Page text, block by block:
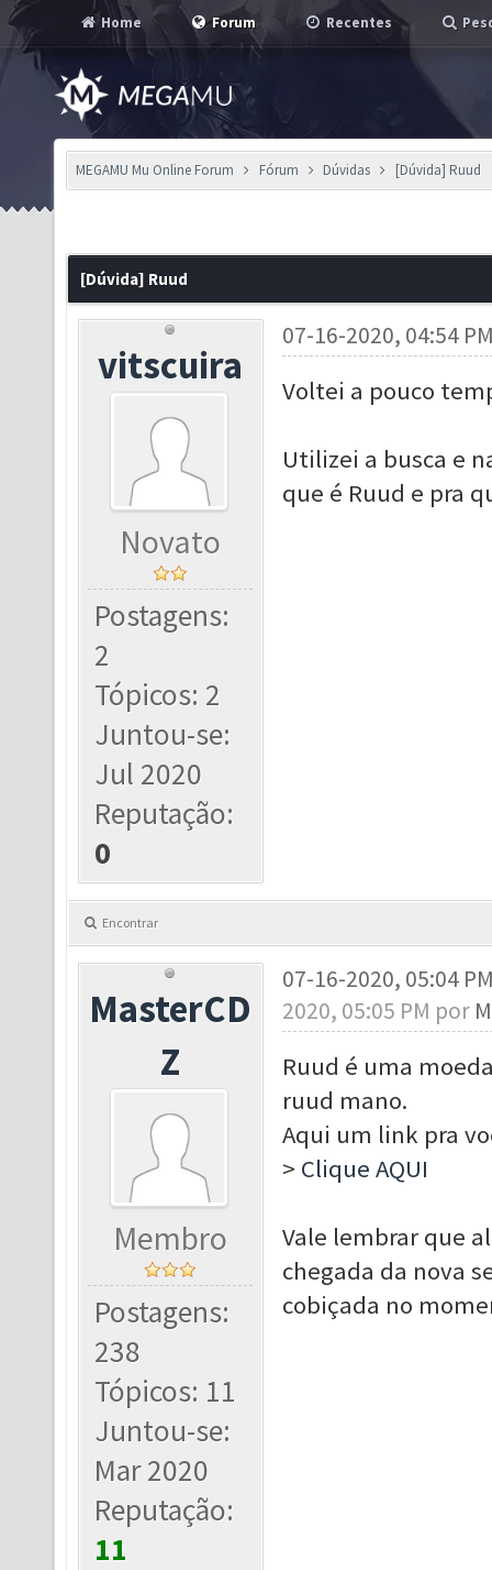
Home Forum Recentes
MEGAMU Mu Online Forum Fórum Dúvidas [Dúvida] Ruud
[Dúvida] Ruud
vitscuira
Novato
Postagens:
2
Tópicos: 2
Juntou-se:
Jul 2020
Reputação:
0
07-16-2020, 04:54
Voltei a pouco
Utilizei a busca e
que é Ruud e pra
Encontrar
MasterCD
Z
Membro
Postagens:
238
Tópicos: 11
Juntou-se:
Mar 2020
Reputação:
11
07-16-2020, 05:04
2020, 05:05 PM por
Ruud é uma
ruud mano.
Aqui um link pra
> Clique AQUI
Vale lembrar que
chegada da nova
cobiçada no